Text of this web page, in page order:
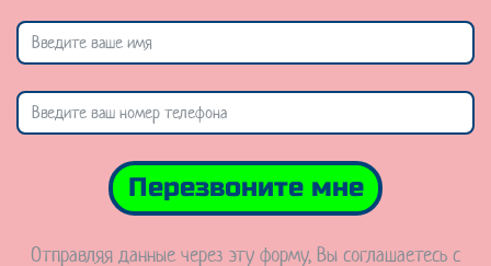
Перезвоните мне
Отправляя данные через эту форму, Вы соглашаетесь с